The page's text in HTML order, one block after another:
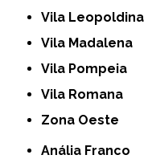
Vila Leopoldina
Vila Madalena
Vila Pompeia
Vila Romana
Zona Oeste
Anália Franco